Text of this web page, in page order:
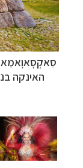
האינקה